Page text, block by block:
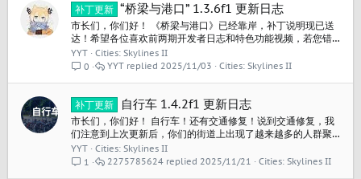
补丁更新 “桥梁与港口” 1.3.6f1 更新日志
市长们，你们好！ 《桥梁与港口》已经靠岸，补丁说明现已送
达！希望各位喜欢前两期开发者日志和特色功能视频，若您错
过了这些内容，可在此处查看。 《桥梁与港口》现已在 PC 平台
推出，可通过终极版获取，或以88.00元单独购买；也可与全新
YYT
Cities: Skylines II
0
Cities: Skylines II
2025/11/03
YYT
补丁更新 自行车 1.4.2f1 更新日志
市长们，你们好！ 自行车！还有交通修复！说到交通修复，我
们注意到上次更新后，你们的街道上出现了越来越多的人群聚
集，因此这次加入了一些平衡性调整，以缓解行人交通压力。
如果你还没有看过我们昨天发布的详细介绍“自行车”的开发日
YYT
Cities: Skylines II
1
Cities: Skylines II
2025/11/21
2275785624